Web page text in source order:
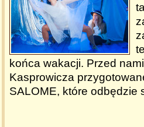
końca wakacji. Przed
Kasprowicza
SALOME, które odbędzie